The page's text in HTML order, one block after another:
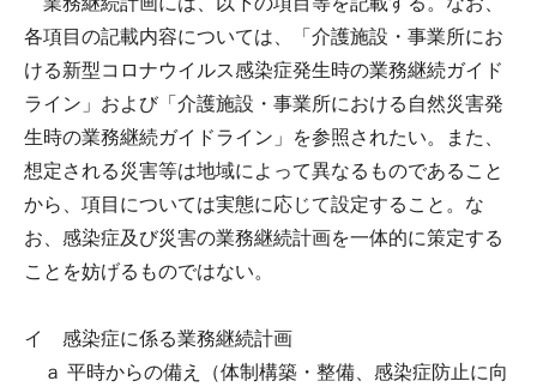
各項目の記載内容については、「介護施設・事業所にお
ける新型コロナウイルス感染症発生時の業務継続ガイド
ライン」および「介護施設・事業所における自然災害発
生時の業務継続ガイドライン」を参照されたい。また、
想定される災害等は地域によって異なるものであること
から、項目については実態に応じて設定すること。な
お、感染症及び災害の業務継続計画を一体的に策定する
ことを妨げるものではない。
イ 感染症に係る業務継続計画
ａ 平時からの備え（体制構築・整備、感染症防止に向